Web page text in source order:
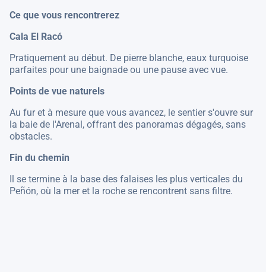
Ce que vous rencontrerez
Cala El Racó
Pratiquement au début. De pierre blanche, eaux turquoise
parfaites pour une baignade ou une pause avec vue.
Points de vue naturels
Au fur et à mesure que vous avancez, le sentier s'ouvre sur
la baie de l'Arenal, offrant des panoramas dégagés, sans
obstacles.
Fin du chemin
Il se termine à la base des falaises les plus verticales du
Peñón, où la mer et la roche se rencontrent sans filtre.